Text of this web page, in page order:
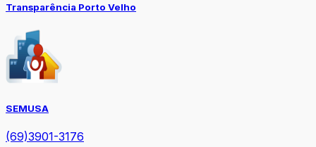
Transparência Porto Velho
SEMUSA
(69)3901-3176